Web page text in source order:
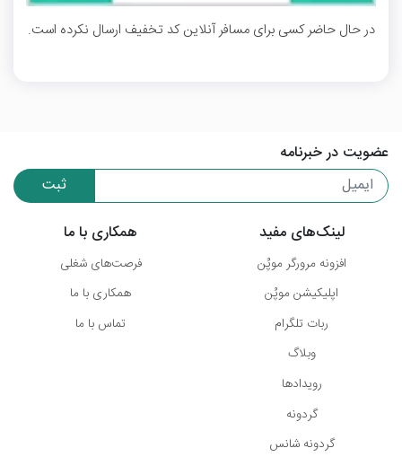
در حال حاضر کسی برای مسافر آنلاین کد تخفیف ارسال نکرده است.
عضویت در خبرنامه
ثبت
لینک‌های مفید
افزونه مرورگر موپُن
اپلیکیشن موپُن
ربات تلگرام
وبلاگ
رویدادها
گردونه
گردونه شانس
همکاری با ما
فرصت‌های شغلی
همکاری با ما
تماس با ما